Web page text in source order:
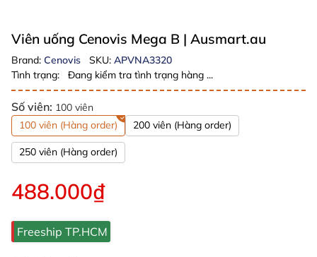
Viên uống Cenovis Mega B | Ausmart.au
Brand: Cenovis SKU: APVNA3320
Tình trạng:
Đang kiểm tra tình trạng hàng ...
Số viên: 100 viên
100 viên (Hàng order)
200 viên (Hàng order)
250 viên (Hàng order)
488.000₫
Freeship TP.HCM